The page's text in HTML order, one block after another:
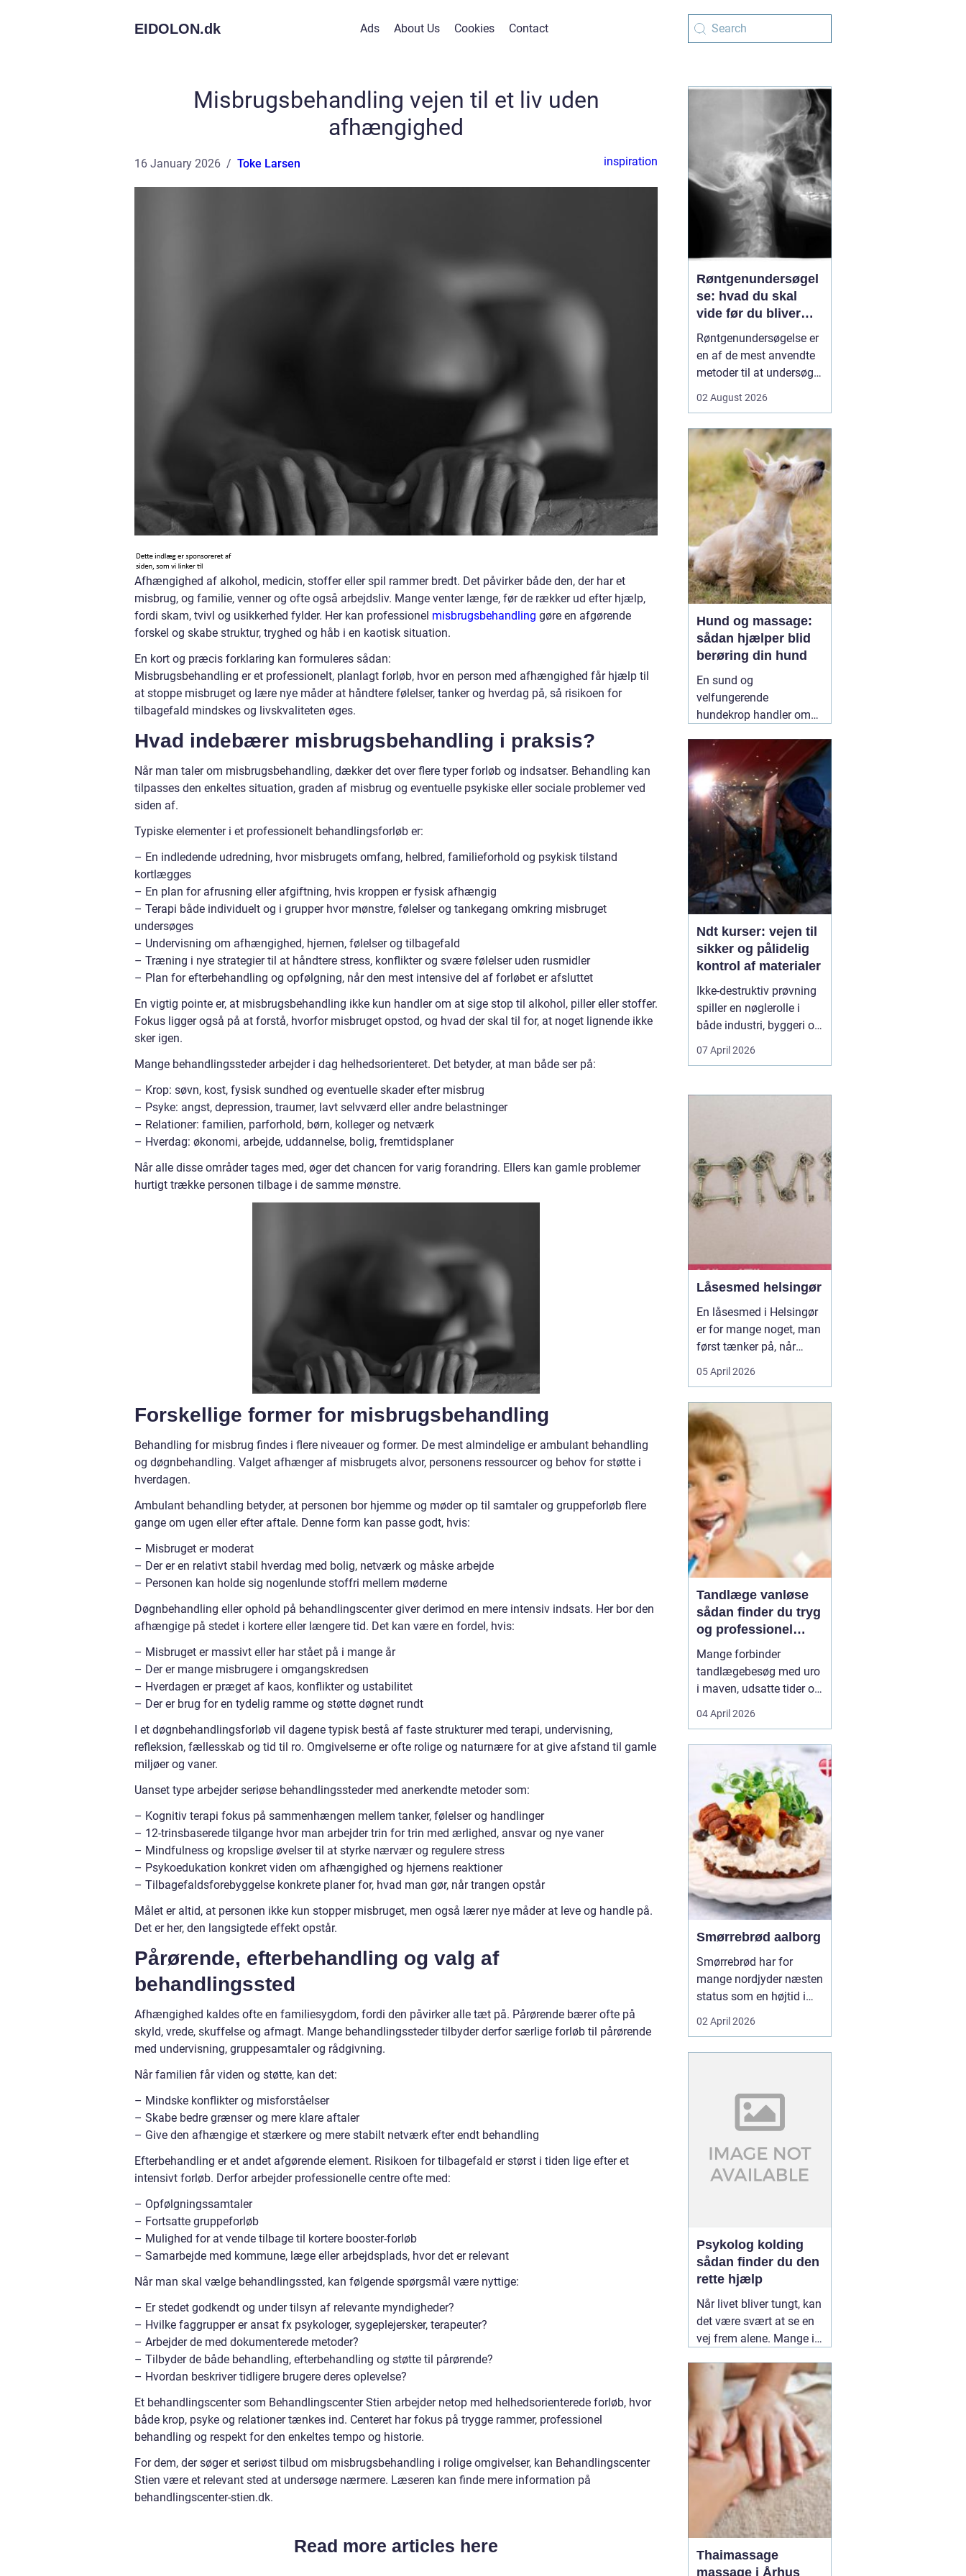
EIDOLON.dk Ads About Us Cookies Contact
Misbrugsbehandling vejen til et liv uden
afhængighed
16 January 2026 Toke Larsen inspiration
Afhængighed af alkohol, medicin, stoffer eller spil rammer bredt. Det påvirker både den, der har et
misbrug, og familie, venner og ofte også arbejdsliv. Mange venter længe, før de rækker ud efter hjælp,
fordi skam, tvivl og usikkerhed fylder. Her kan professionel misbrugsbehandling gøre en afgørende
forskel og skabe struktur, tryghed og håb i en kaotisk situation.
En kort og præcis forklaring kan formuleres sådan:
Misbrugsbehandling er et professionelt, planlagt forløb, hvor en person med afhængighed får hjælp til
at stoppe misbruget og lære nye måder at håndtere følelser, tanker og hverdag på, så risikoen for
tilbagefald mindskes og livskvaliteten øges.
Hvad indebærer misbrugsbehandling i praksis?
Når man taler om misbrugsbehandling, dækker det over flere typer forløb og indsatser. Behandling kan
tilpasses den enkeltes situation, graden af misbrug og eventuelle psykiske eller sociale problemer ved
siden af.
Typiske elementer i et professionelt behandlingsforløb er:
– En indledende udredning, hvor misbrugets omfang, helbred, familieforhold og psykisk tilstand
kortlægges
– En plan for afrusning eller afgiftning, hvis kroppen er fysisk afhængig
– Terapi både individuelt og i grupper hvor mønstre, følelser og tankegang omkring misbruget
undersøges
– Undervisning om afhængighed, hjernen, følelser og tilbagefald
– Træning i nye strategier til at håndtere stress, konflikter og svære følelser uden rusmidler
– Plan for efterbehandling og opfølgning, når den mest intensive del af forløbet er afsluttet
En vigtig pointe er, at misbrugsbehandling ikke kun handler om at sige stop til alkohol, piller eller stoffer.
Fokus ligger også på at forstå, hvorfor misbruget opstod, og hvad der skal til for, at noget lignende ikke
sker igen.
Mange behandlingssteder arbejder i dag helhedsorienteret. Det betyder, at man både ser på:
– Krop: søvn, kost, fysisk sundhed og eventuelle skader efter misbrug
– Psyke: angst, depression, traumer, lavt selvværd eller andre belastninger
– Relationer: familien, parforhold, børn, kolleger og netværk
– Hverdag: økonomi, arbejde, uddannelse, bolig, fremtidsplaner
Når alle disse områder tages med, øger det chancen for varig forandring. Ellers kan gamle problemer
hurtigt trække personen tilbage i de samme mønstre.
Forskellige former for misbrugsbehandling
Behandling for misbrug findes i flere niveauer og former. De mest almindelige er ambulant behandling
og døgnbehandling. Valget afhænger af misbrugets alvor, personens ressourcer og behov for støtte i
hverdagen.
Ambulant behandling betyder, at personen bor hjemme og møder op til samtaler og gruppeforløb flere
gange om ugen eller efter aftale. Denne form kan passe godt, hvis:
– Misbruget er moderat
– Der er en relativt stabil hverdag med bolig, netværk og måske arbejde
– Personen kan holde sig nogenlunde stoffri mellem møderne
Døgnbehandling eller ophold på behandlingscenter giver derimod en mere intensiv indsats. Her bor den
afhængige på stedet i kortere eller længere tid. Det kan være en fordel, hvis:
– Misbruget er massivt eller har stået på i mange år
– Der er mange misbrugere i omgangskredsen
– Hverdagen er præget af kaos, konflikter og ustabilitet
– Der er brug for en tydelig ramme og støtte døgnet rundt
I et døgnbehandlingsforløb vil dagene typisk bestå af faste strukturer med terapi, undervisning,
refleksion, fællesskab og tid til ro. Omgivelserne er ofte rolige og naturnære for at give afstand til gamle
miljøer og vaner.
Uanset type arbejder seriøse behandlingssteder med anerkendte metoder som:
– Kognitiv terapi fokus på sammenhængen mellem tanker, følelser og handlinger
– 12-trinsbaserede tilgange hvor man arbejder trin for trin med ærlighed, ansvar og nye vaner
– Mindfulness og kropslige øvelser til at styrke nærvær og regulere stress
– Psykoedukation konkret viden om afhængighed og hjernens reaktioner
– Tilbagefaldsforebyggelse konkrete planer for, hvad man gør, når trangen opstår
Målet er altid, at personen ikke kun stopper misbruget, men også lærer nye måder at leve og handle på.
Det er her, den langsigtede effekt opstår.
Pårørende, efterbehandling og valg af
behandlingssted
Afhængighed kaldes ofte en familiesygdom, fordi den påvirker alle tæt på. Pårørende bærer ofte på
skyld, vrede, skuffelse og afmagt. Mange behandlingssteder tilbyder derfor særlige forløb til pårørende
med undervisning, gruppesamtaler og rådgivning.
Når familien får viden og støtte, kan det:
– Mindske konflikter og misforståelser
– Skabe bedre grænser og mere klare aftaler
– Give den afhængige et stærkere og mere stabilt netværk efter endt behandling
Efterbehandling er et andet afgørende element. Risikoen for tilbagefald er størst i tiden lige efter et
intensivt forløb. Derfor arbejder professionelle centre ofte med:
– Opfølgningssamtaler
– Fortsatte gruppeforløb
– Mulighed for at vende tilbage til kortere booster-forløb
– Samarbejde med kommune, læge eller arbejdsplads, hvor det er relevant
Når man skal vælge behandlingssted, kan følgende spørgsmål være nyttige:
– Er stedet godkendt og under tilsyn af relevante myndigheder?
– Hvilke faggrupper er ansat fx psykologer, sygeplejersker, terapeuter?
– Arbejder de med dokumenterede metoder?
– Tilbyder de både behandling, efterbehandling og støtte til pårørende?
– Hvordan beskriver tidligere brugere deres oplevelse?
Et behandlingscenter som Behandlingscenter Stien arbejder netop med helhedsorienterede forløb, hvor
både krop, psyke og relationer tænkes ind. Centeret har fokus på trygge rammer, professionel
behandling og respekt for den enkeltes tempo og historie.
For dem, der søger et seriøst tilbud om misbrugsbehandling i rolige omgivelser, kan Behandlingscenter
Stien være et relevant sted at undersøge nærmere. Læseren kan finde mere information på
behandlingscenter-stien.dk.
Read more articles here
Røntgenundersøgel
se: hvad du skal
vide før du bliver
undersøgt
Røntgenundersøgelse er
en af de mest anvendte
metoder til at undersøge
kroppen på en hurtig og
mennesker møder før
eller siden denne
undersøgelsesform i
forbindelse med ulykker,
smerter i led eller ryg, e...
02 August 2026
Hund og massage:
sådan hjælper blid
berøring din hund
En sund og
velfungerende
hundekrop handler om
og legetid. Mange
hundeejere oplever, at
deres hund bliver stiv,
øm eller ændrer adfærd
uden en tydelig årsag.
Her kan12 May 2026
Ndt kurser: vejen til
sikker og pålidelig
kontrol af materialer
Ikke-destruktiv prøvning
spiller en nøglerolle i
både industri, byggeri og
energisektoren. Når du
arbejder med
udstyr, konstruktioner
til belastningen uden at
d...
07 April 2026
Låsesmed helsingør
En låsesmed i Helsingør
er for mange noget, man
først tænker på, når
uheldet er ude. Du står
foran hoveddøren,
køkkenbordet, eller låsen
har sat sig fast midt om
natten. Her er en kort
forklaring, som kan
hjælpe, når du søger
efter h...
05 April 2026
Tandlæge vanløse
sådan finder du tryg
og professionel
tandpleje
Mange forbinder
tandlægebesøg med uro
i maven, udsatte tider og
uoverskuelige priser.
Samtidig ved de fleste
mund er for både
helbred og velvære. Når
dusøger efter tandlæge
vanløs...
04 April 2026
Smørrebrød aalborg
Smørrebrød har for
mange nordjyder næsten
status som en højtid i
sig selv. Et godt stykke
rugbrød med sprød
hverdag til noget særligt.
I Aalborg er interessen
for klassisk dansk f...
02 April 2026
Psykolog kolding
sådan finder du den
rette hjælp
Når livet bliver tungt, kan
det være svært at se en
vej frem alene. Mange i
professionel støtte, når
mistrivsel, stress eller
konflikter i nære
relationer fylder for
meget. En12 March
2026
Thaimassage
massage i Århus